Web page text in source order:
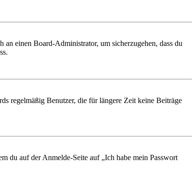
einen Board-Administrator, um sicherzugehen, dass du
regelmäßig Benutzer, die für längere Zeit keine Beiträge
du auf der Anmelde-Seite auf „Ich habe mein Passwort